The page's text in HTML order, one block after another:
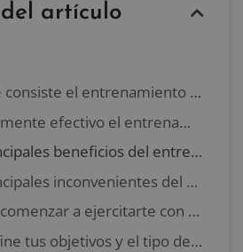
artículo
¿En qué consiste el entrenamiento online?
¿Es realmente efectivo el entrenamiento online?
Principales beneficios del entrenamiento por Internet
Principales inconvenientes del entrenamiento por Internet
¿Cómo comenzar a ejercitarte con un entrenamiento online?
Define tus objetivos y el tipo de programa